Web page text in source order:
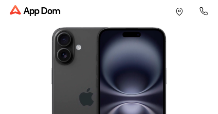
App Dom